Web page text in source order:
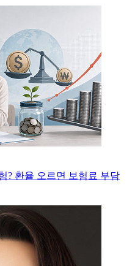
? 환율 오르면 보험료 부담